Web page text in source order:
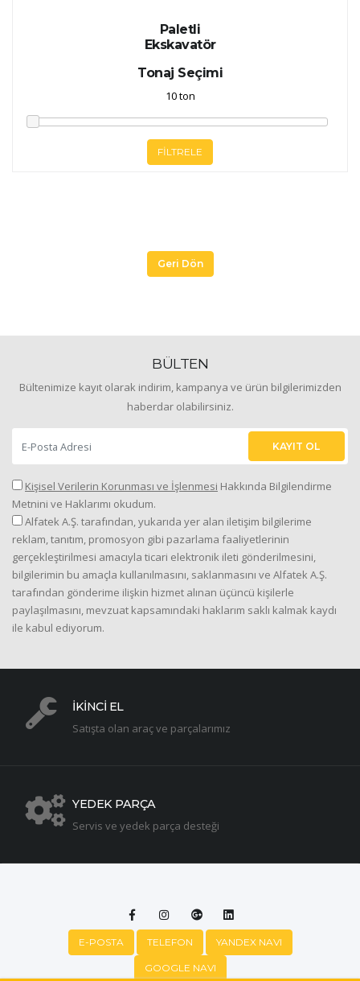
Paletli
Ekskavatör
Tonaj Seçimi
FİLTRELE
Geri Dön
BÜLTEN
Bültenimize kayıt olarak indirim, kampanya ve ürün bilgilerimizden
haberdar olabilirsiniz.
KAYIT OL
Kişisel Verilerin Korunması ve İşlenmesi Hakkında Bilgilendirme
Metnini ve Haklarımı okudum.
Alfatek A.Ş. tarafından, yukarıda yer alan iletişim bilgilerime
reklam, tanıtım, promosyon gibi pazarlama faaliyetlerinin
gerçekleştirilmesi amacıyla ticari elektronik ileti gönderilmesini,
bilgilerimin bu amaçla kullanılmasını, saklanmasını ve Alfatek A.Ş.
tarafından gönderime ilişkin hizmet alınan üçüncü kişilerle
paylaşılmasını, mevzuat kapsamındaki haklarım saklı kalmak kaydı
ile kabul ediyorum.
İKİNCİ EL
Satışta olan araç ve parçalarımız
YEDEK PARÇA
Servis ve yedek parça desteği
E-POSTA TELEFON YANDEX NAVI
GOOGLE NAVI